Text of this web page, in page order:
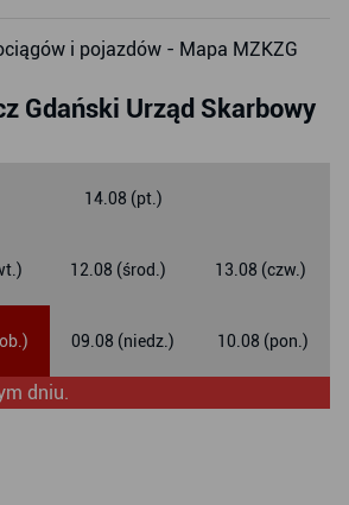
i pojazdów - Mapa MZKZG
Gdański Urząd Skarbowy
09.08 (niedz.) 10.08 (pon.)
12.08 (środ.) 13.08 (czw.)
14.08 (pt.)
dniu.